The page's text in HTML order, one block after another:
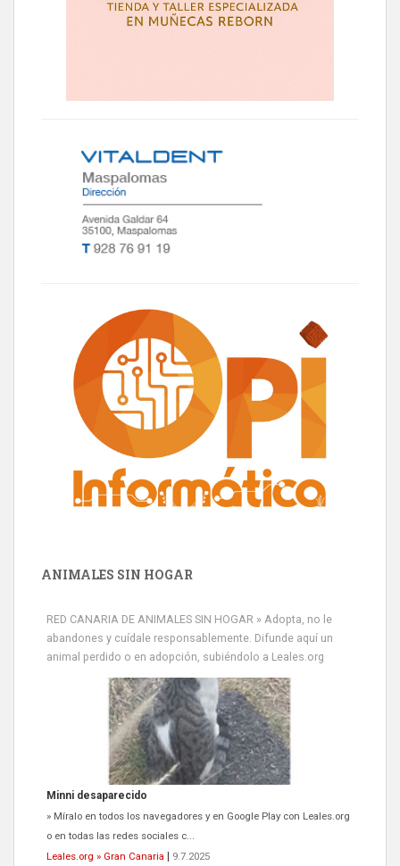
ANIMALES SIN HOGAR
RED CANARIA DE ANIMALES SIN HOGAR » Adopta, no le
abandones y cuídale responsablemente. Difunde aquí un
animal perdido o en adopción, subiéndolo a Leales.org
» Míralo en todos los navegadores y en Google Play con Leales.org
o en todas las redes sociales c...
Leales.org » Gran Canaria | 9.7.2025
Siami Perdida
Se llama Siami,es hembra de 4 años,esterilizada con marca de
oreja,cariñosa,mimosa pero miedosa,e...
Leales.org » Gran Canaria | 9.7.2025